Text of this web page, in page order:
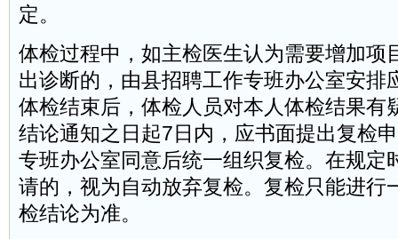
定。
体检过程中，如主检医生认为需要增加项
出诊断的，由县招聘工作专班办公室安排
体检结束后，体检人员对本人体检结果有
结论通知之日起7日内，应书面提出复检
专班办公室同意后统一组织复检。在规定
请的，视为自动放弃复检。复检只能进行
检结论为准。